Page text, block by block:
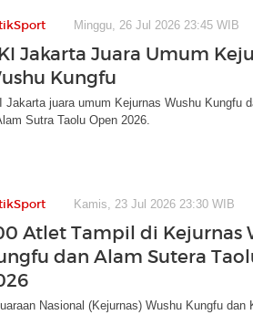
Minggu, 26 Jul 2026 23:45 WIB
Jakarta Juara Umum
Kungfu
Jakarta juara umum Kejurnas Wushu Kungfu
Sutra Taolu Open 2026.
Kamis, 23 Jul 2026 23:30 WIB
Atlet Tampil di Kejurnas
dan Alam Sutera
Nasional (Kejurnas) Wushu Kungfu dan